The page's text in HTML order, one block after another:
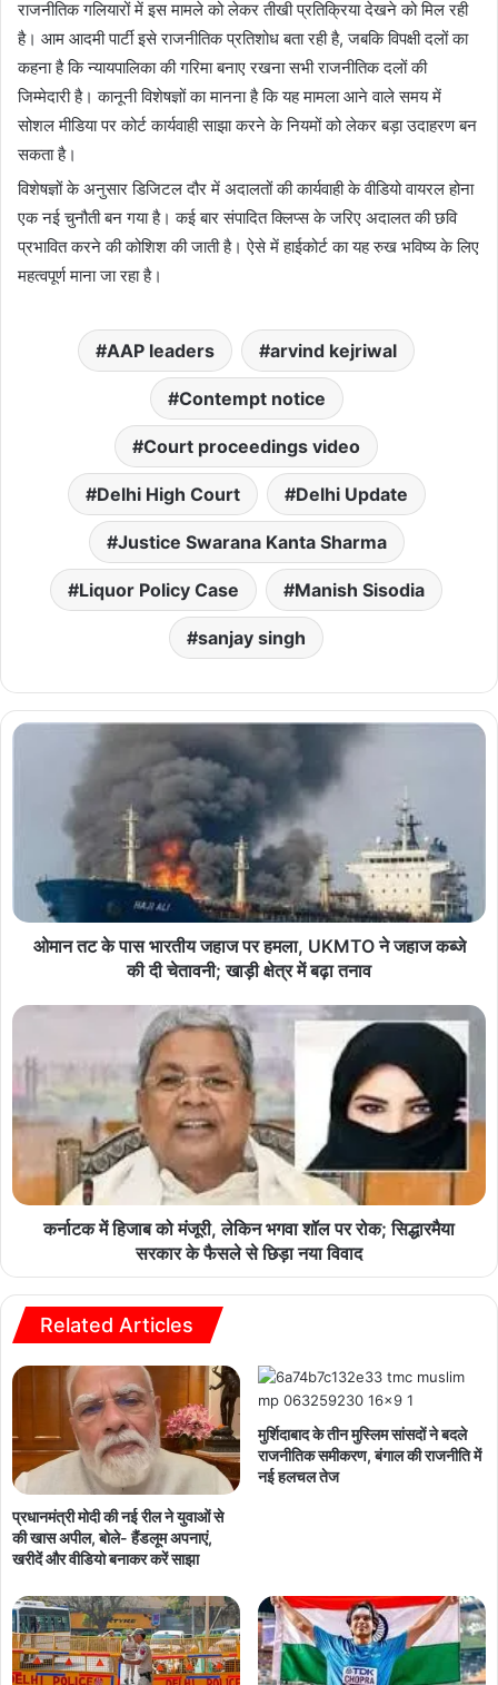
राजनीतिक गलियारों में इस मामले को लेकर तीखी प्रतिक्रिया देखने को मिल रही
है। आम आदमी पार्टी इसे राजनीतिक प्रतिशोध बता रही है, जबकि विपक्षी दलों का
कहना है कि न्यायपालिका की गरिमा बनाए रखना सभी राजनीतिक दलों की
जिम्मेदारी है। कानूनी विशेषज्ञों का मानना है कि यह मामला आने वाले समय में
सोशल मीडिया पर कोर्ट कार्यवाही साझा करने के नियमों को लेकर बड़ा उदाहरण बन
सकता है।
विशेषज्ञों के अनुसार डिजिटल दौर में अदालतों की कार्यवाही के वीडियो वायरल होना
एक नई चुनौती बन गया है। कई बार संपादित क्लिप्स के जरिए अदालत की छवि
प्रभावित करने की कोशिश की जाती है। ऐसे में हाईकोर्ट का यह रुख भविष्य के लिए
महत्वपूर्ण माना जा रहा है।
AAP leaders arvind kejriwal
Contempt notice
Court proceedings video
Delhi High Court Delhi Update
Justice Swarana Kanta Sharma
Liquor Policy Case Manish Sisodia
sanjay singh
ओमान तट के पास भारतीय जहाज पर हमला, UKMTO ने जहाज कब्जे
की दी चेतावनी; खाड़ी क्षेत्र में बढ़ा तनाव
कर्नाटक में हिजाब को मंजूरी, लेकिन भगवा शॉल पर रोक; सिद्धारमैया
सरकार के फैसले से छिड़ा नया विवाद
Related Articles
प्रधानमंत्री मोदी की नई रील ने युवाओं से
की खास अपील, बोले- हैंडलूम अपनाएं,
खरीदें और वीडियो बनाकर करें साझा
मुर्शिदाबाद के तीन मुस्लिम सांसदों ने बदले
राजनीतिक समीकरण, बंगाल की राजनीति में
नई हलचल तेज